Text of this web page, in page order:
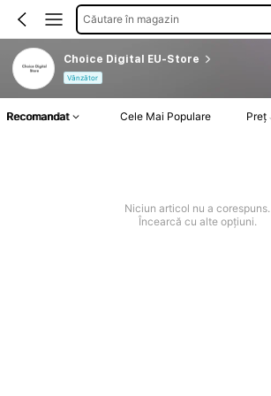
Căutare în magazin
Choice Digital EU-Store
Vânzător
Recomandat Cele Mai Populare Preț
Niciun articol nu a corespuns.
Încearcă cu alte opțiuni.